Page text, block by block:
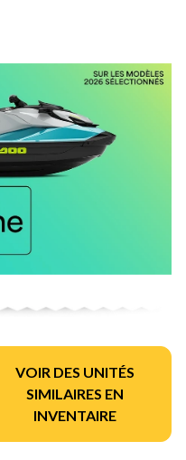
VOIR DES UNITÉS
SIMILAIRES EN
INVENTAIRE